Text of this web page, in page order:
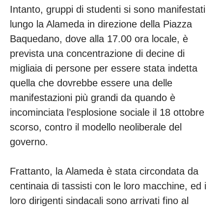
Intanto, gruppi di studenti si sono manifestati
lungo la Alameda in direzione della Piazza
Baquedano, dove alla 17.00 ora locale, è
prevista una concentrazione di decine di
migliaia di persone per essere stata indetta
quella che dovrebbe essere una delle
manifestazioni più grandi da quando è
incominciata l’esplosione sociale il 18 ottobre
scorso, contro il modello neoliberale del
governo.
Frattanto, la Alameda è stata circondata da
centinaia di tassisti con le loro macchine, ed i
loro dirigenti sindacali sono arrivati fino al